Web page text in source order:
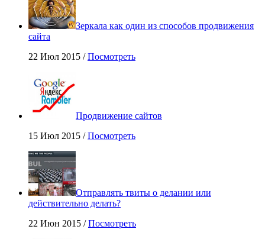
Зеркала как один из способов продвижения
сайта
22 Июл 2015 /Посмотреть
Продвижение сайтов
15 Июл 2015 /Посмотреть
Отправлять твиты о делании или
действительно делать?
22 Июн 2015 /Посмотреть